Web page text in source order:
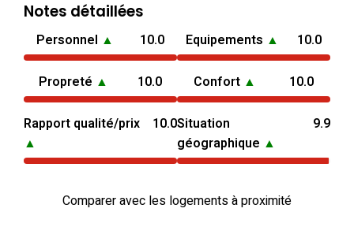
Notes détaillées
Personnel ▲ 10.0 Equipements ▲ 10.0
Propreté ▲ 10.0 Confort ▲ 10.0
Rapport qualité/prix
▲
10.0Situation
géographique ▲
9.9
Comparer avec les logements à proximité